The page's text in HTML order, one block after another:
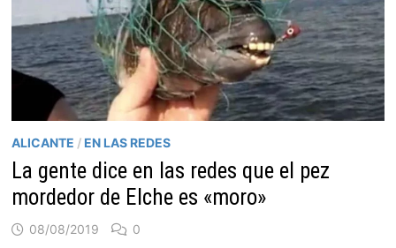
ALICANTE / EN LAS REDES
La gente dice en las redes que el pez
mordedor de Elche es «moro»
08/08/2019 0